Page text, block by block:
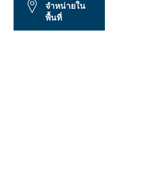
จำหน่ายใน
พื้นที่